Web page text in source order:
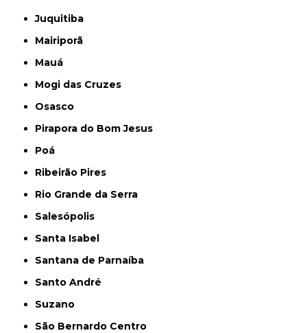
Juquitiba
Mairiporã
Mauá
Mogi das Cruzes
Osasco
Pirapora do Bom Jesus
Poá
Ribeirão Pires
Rio Grande da Serra
Salesópolis
Santa Isabel
Santana de Parnaíba
Santo André
Suzano
São Bernardo Centro